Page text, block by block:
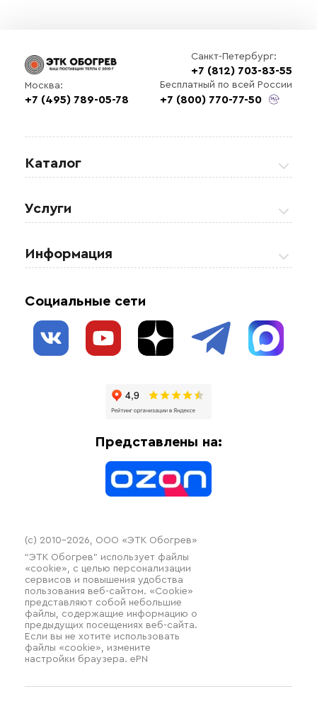
Санкт-Петербург:
+7 (812) 703-83-55
Москва:
+7 (495) 789-05-78
Бесплатный по всей России
+7 (800) 770-77-50
Каталог
Регулирующая аппаратура
Взрывозащищенное оборудование
Системы защиты от протечки
Отопительное оборудование
Услуги
Обогрев резервуаров
Обогрев трубопроводов
Информация
Блог
Социальные сети
Представлены на:
(c) 2010–2026, ООО «ЭТК Обогрев»
“ЭТК Обогрев” использует файлы
«cookie», с целью персонализации
сервисов и повышения удобства
пользования веб-сайтом. «Cookie»
представляют собой небольшие
файлы, содержащие информацию о
предыдущих посещениях веб-сайта.
Если вы не хотите использовать
файлы «cookie», измените
настройки браузера. ePN